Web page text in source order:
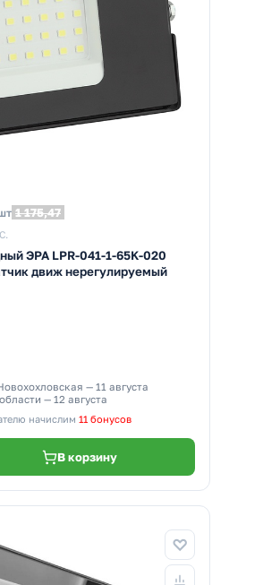
1 175,47
ЭРА LPR-041-1-65K-020
движ нерегулируемый
— 11 августа
— 12 августа
начислим 11 бонусов
В корзину